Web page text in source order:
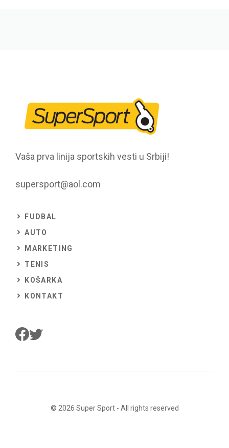
Vaša prva linija sportskih vesti u Srbiji!
supersport@aol.com
FUDBAL
AUTO
MARKETING
TENIS
KOŠARKA
KONTAKT
© 2026 Super Sport- All rights reserved